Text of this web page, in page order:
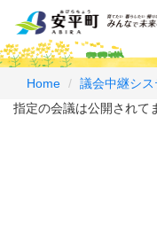
Home
議会中継シス
指定の会議は公開されて